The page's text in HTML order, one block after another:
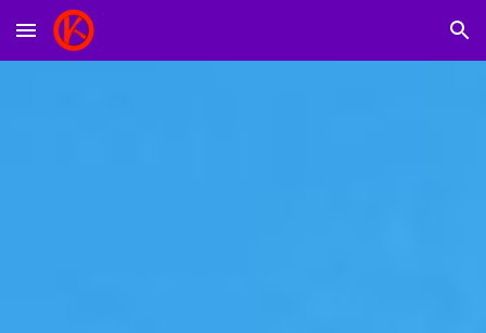
Skip to main content Skip to navigation